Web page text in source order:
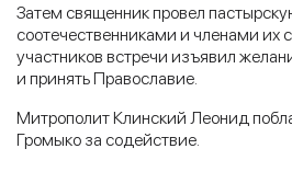
Затем священник провел
соотечественниками и членами их
участников встречи изъявил
и принять Православие.
Митрополит Клинский Леонид
Громыко за содействие.